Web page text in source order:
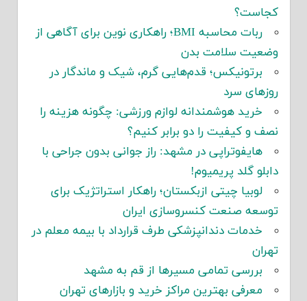
کجاست؟
ربات محاسبه BMI؛ راهکاری نوین برای آگاهی از
وضعیت سلامت بدن
برتونیکس؛ قدم‌هایی گرم، شیک و ماندگار در
روزهای سرد
خرید هوشمندانه لوازم ورزشی: چگونه هزینه را
نصف و کیفیت را دو برابر کنیم؟
هایفوتراپی در مشهد: راز جوانی بدون جراحی با
دابلو گلد پریمیوم!
لوبیا چیتی ازبکستان؛ راهکار استراتژیک برای
توسعه صنعت کنسروسازی ایران
خدمات دندانپزشکی طرف قرارداد با بیمه معلم در
تهران
بررسی تمامی مسیرها از قم به مشهد
معرفی بهترین مراکز خرید و بازارهای تهران